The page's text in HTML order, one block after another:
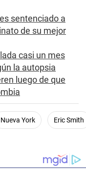
sentenciado a
de su mejor
casi un mes
la autopsia
luego de que
Nueva York Eric Smith